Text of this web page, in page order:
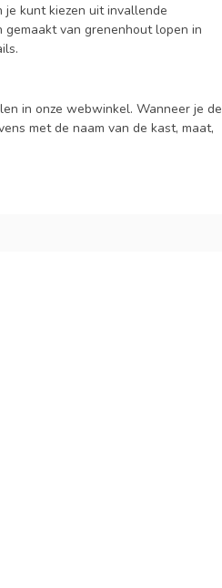
kunt kiezen uit invallende
gemaakt van grenenhout lopen in
in onze webwinkel. Wanneer je de
met de naam van de kast, maat,